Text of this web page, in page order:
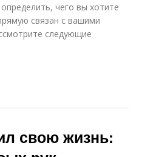
чего вы хотите
связан с вашими
следующие
свою жизнь: